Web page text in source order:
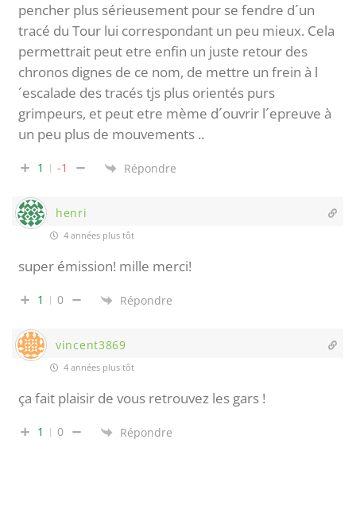
pencher plus sérieusement pour se fendre d´un
tracé du Tour lui correspondant un peu mieux. Cela
permettrait peut etre enfin un juste retour des
chronos dignes de ce nom, de mettre un frein à l
´escalade des tracés tjs plus orientés purs
grimpeurs, et peut etre mème d´ouvrir l´epreuve à
un peu plus de mouvements ..
1 -1 Répondre
henri
4 années plus tôt
super émission! mille merci!
1 0 Répondre
vincent3869
4 années plus tôt
ça fait plaisir de vous retrouvez les gars !
1 0 Répondre